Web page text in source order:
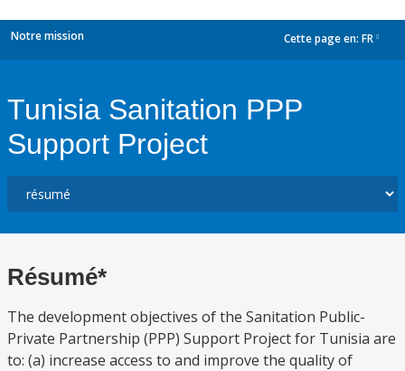
Notre mission Cette page en: FR
Tunisia Sanitation PPP
Support Project
Résumé*
The development objectives of the Sanitation Public-
Private Partnership (PPP) Support Project for Tunisia are
to: (a) increase access to and improve the quality of